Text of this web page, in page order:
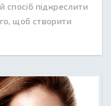
підкреслити
щоб створити